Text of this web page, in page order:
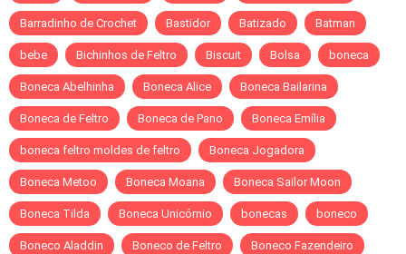
Barradinho de Crochet Bastidor Batizado Batman
bebe Bichinhos de Feltro Biscuit Bolsa boneca
Boneca Abelhinha Boneca Alice Boneca Bailarina
Boneca de Feltro Boneca de Pano Boneca Emília
boneca feltro moldes de feltro Boneca Jogadora
Boneca Metoo Boneca Moana Boneca Sailor Moon
Boneca Tilda Boneca Unicórnio bonecas boneco
Boneco Aladdin Boneco de Feltro Boneco Fazendeiro